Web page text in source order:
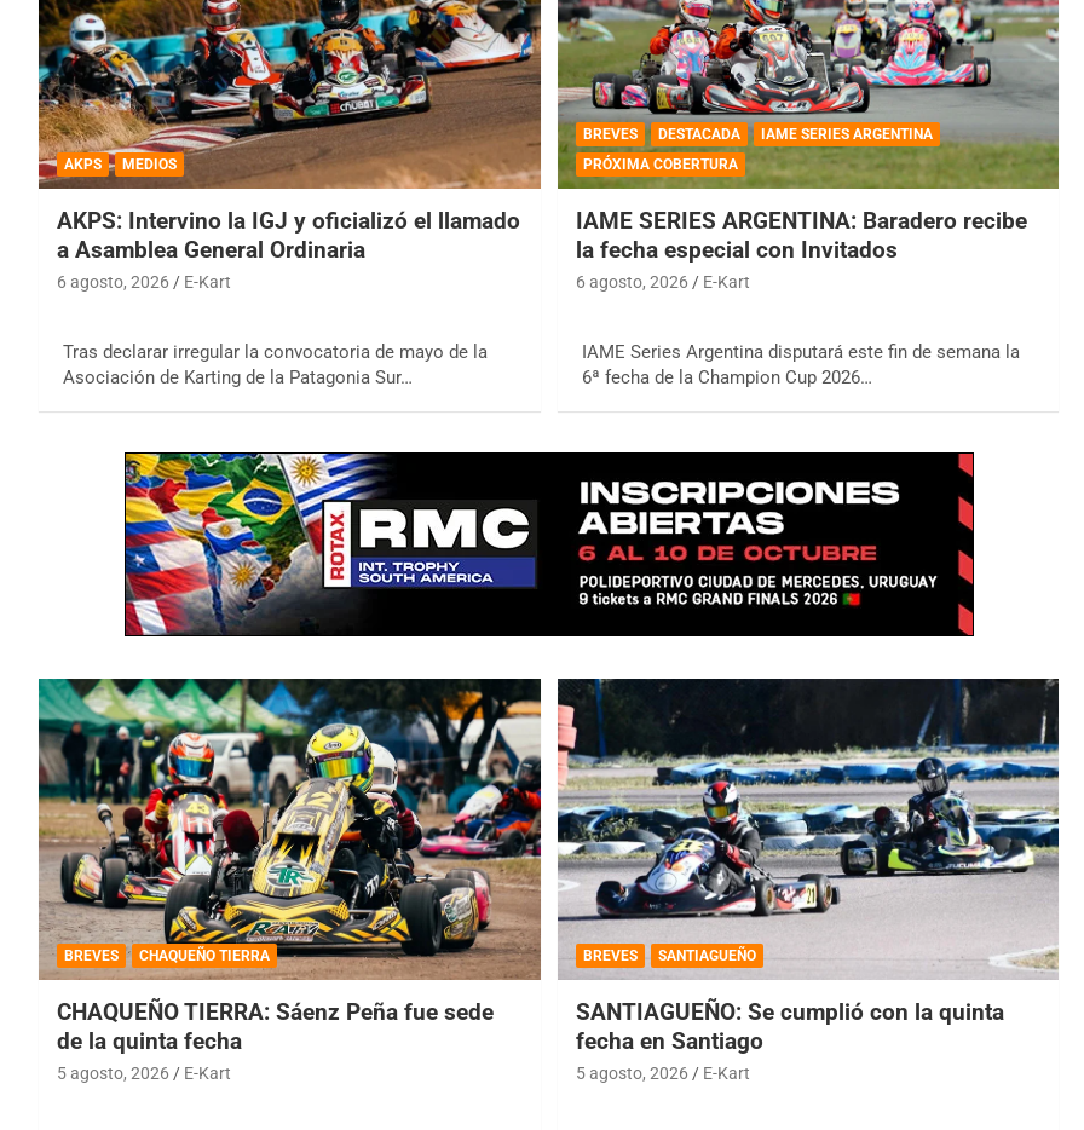
AKPS MEDIOS
AKPS: Intervino la IGJ y oficializó el llamado
a Asamblea General Ordinaria
6 agosto, 2026 E-Kart
Tras declarar irregular la convocatoria de mayo de la
Asociación de Karting de la Patagonia Sur…
BREVES DESTACADA
IAME SERIES ARGENTINA
PRÓXIMA COBERTURA
IAME SERIES ARGENTINA: Baradero recibe
la fecha especial con Invitados
6 agosto, 2026 E-Kart
IAME Series Argentina disputará este fin de semana la
6ª fecha de la Champion Cup 2026…
BREVES CHAQUEÑO TIERRA
CHAQUEÑO TIERRA: Sáenz Peña fue sede
de la quinta fecha
5 agosto, 2026 E-Kart
BREVES SANTIAGUEÑO
SANTIAGUEÑO: Se cumplió con la quinta
fecha en Santiago
5 agosto, 2026 E-Kart